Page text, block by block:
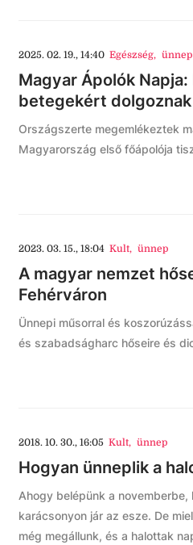
2025. 02. 19., 14:40 Egészség, ünnep
Magyar Ápolók
betegekért dolgoznak
Országszerte megemlékeztek
Magyarország első főápolója
2023. 03. 15., 18:04 Kult, ünnep
A magyar nemzet
Fehérváron
Ünnepi műsorral és
és szabadságharc hőseire és
2018. 10. 30., 16:05 Kult, ünnep
Hogyan ünneplik a
Ahogy belépünk a
karácsonyon jár az esze. De
még megállunk, és a halottak